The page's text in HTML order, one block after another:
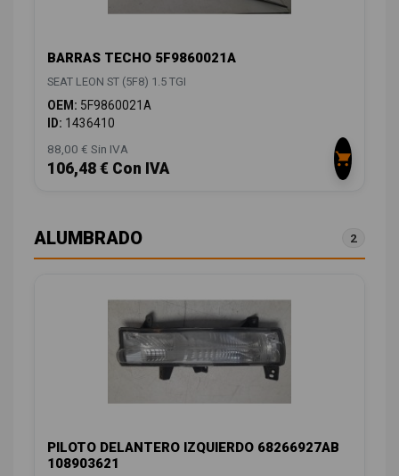
BARRAS TECHO 5F9860021A
SEAT LEON ST (5F8) 1.5 TGI
OEM: 5F9860021A
ID: 1436410
88,00 € Sin IVA
106,48 € Con IVA
ALUMBRADO 2
PILOTO DELANTERO IZQUIERDO 68266927AB
108903621